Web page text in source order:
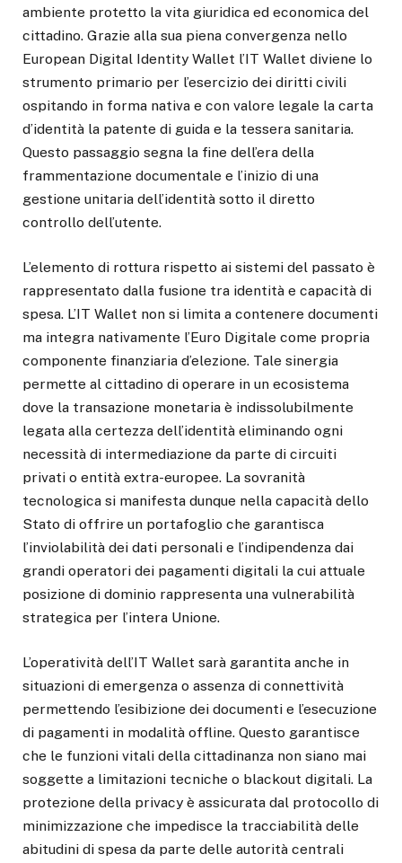
ambiente protetto la vita giuridica ed economica del
cittadino. Grazie alla sua piena convergenza nello
European Digital Identity Wallet l’IT Wallet diviene lo
strumento primario per l’esercizio dei diritti civili
ospitando in forma nativa e con valore legale la carta
d’identità la patente di guida e la tessera sanitaria.
Questo passaggio segna la fine dell’era della
frammentazione documentale e l’inizio di una
gestione unitaria dell’identità sotto il diretto
controllo dell’utente.
L’elemento di rottura rispetto ai sistemi del passato è
rappresentato dalla fusione tra identità e capacità di
spesa. L’IT Wallet non si limita a contenere documenti
ma integra nativamente l’Euro Digitale come propria
componente finanziaria d’elezione. Tale sinergia
permette al cittadino di operare in un ecosistema
dove la transazione monetaria è indissolubilmente
legata alla certezza dell’identità eliminando ogni
necessità di intermediazione da parte di circuiti
privati o entità extra-europee. La sovranità
tecnologica si manifesta dunque nella capacità dello
Stato di offrire un portafoglio che garantisca
l’inviolabilità dei dati personali e l’indipendenza dai
grandi operatori dei pagamenti digitali la cui attuale
posizione di dominio rappresenta una vulnerabilità
strategica per l’intera Unione.
L’operatività dell’IT Wallet sarà garantita anche in
situazioni di emergenza o assenza di connettività
permettendo l’esibizione dei documenti e l’esecuzione
di pagamenti in modalità offline. Questo garantisce
che le funzioni vitali della cittadinanza non siano mai
soggette a limitazioni tecniche o blackout digitali. La
protezione della privacy è assicurata dal protocollo di
minimizzazione che impedisce la tracciabilità delle
abitudini di spesa da parte delle autorità centrali